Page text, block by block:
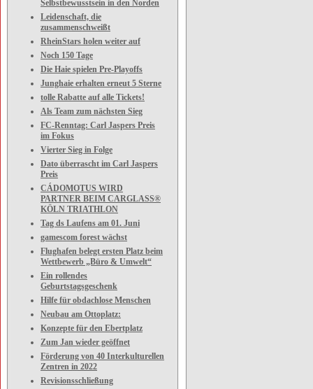
Selbstbewusstsein in den Norden
Leidenschaft, die
zusammenschweißt
RheinStars holen weiter auf
Noch 150 Tage
Die Haie spielen Pre-Playoffs
Junghaie erhalten erneut 5 Sterne
tolle Rabatte auf alle Tickets!
Als Team zum nächsten Sieg
FC-Renntag: Carl Jaspers Preis
im Fokus
Vierter Sieg in Folge
Dato überrascht im Carl Jaspers
Preis
CÁDOMOTUS WIRD
PARTNER BEIM CARGLASS®
KÖLN TRIATHLON
Tag ds Laufens am 01. Juni
gamescom forest wächst
Flughafen belegt ersten Platz beim
Wettbewerb „Büro & Umwelt“
Ein rollendes
Geburtstagsgeschenk
Hilfe für obdachlose Menschen
Neubau am Ottoplatz:
Konzepte für den Ebertplatz
Zum Jan wieder geöffnet
Förderung von 40 Interkulturellen
Zentren in 2022
Revisionsschließung